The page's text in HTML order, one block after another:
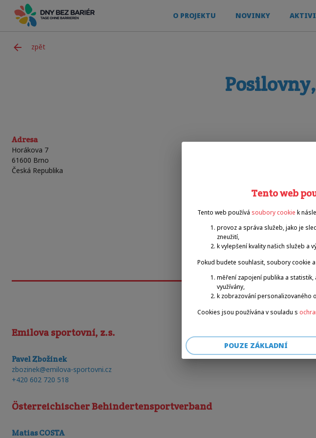
O PROJEKTU NOVINKY
zpět
Adresa
Horákova 7
61600 Brno
Česká Republika
Emilova sportovní, z.s.
Pavel Zbožínek
zbozinek@emilova-sportovni.cz
+420 602 720 518
Österreichischer Behindertensportverband
Matias COSTA
Tento web
Tento web používá soubory cookie k
provoz a správa služeb, jako je
zneužití,
k vylepšení kvality našich služeb a
Pokud budete souhlasit, soubory cookie
měření zapojení publika a
využívány,
k zobrazování personalizovaného
Cookies jsou používána v souladu s
POUZE ZÁKLADNÍ